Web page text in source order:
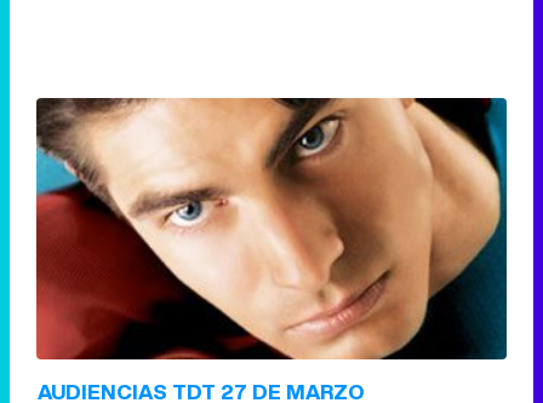
AUDIENCIAS TDT 27 DE MARZO